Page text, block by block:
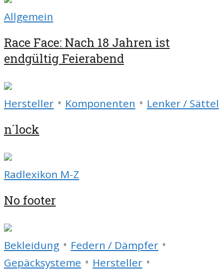
Allgemein
Race Face: Nach 18 Jahren ist
endgültig Feierabend
Hersteller • Komponenten • Lenker / Sättel
n´lock
Radlexikon M-Z
No footer
Bekleidung • Federn / Dämpfer •
Gepäcksysteme • Hersteller •